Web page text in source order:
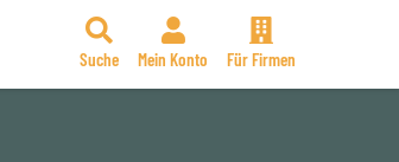
Suche Mein Konto Für Firmen